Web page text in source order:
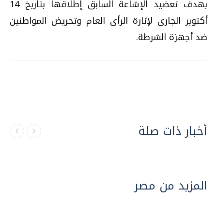
بهدف تعضيد الإشاعة السابق إطلاقها بتاريخ 14
أكتوبر الجارى لإثارة الرأى العام وتحريض المواطنين
ضد أجهزة الشرطة.
أخبار ذات صلة
المزيد من مصر